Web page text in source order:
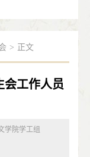
> 正文
会工作人员
学院学工组